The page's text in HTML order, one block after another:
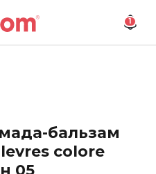
1
бальзам
colore
05